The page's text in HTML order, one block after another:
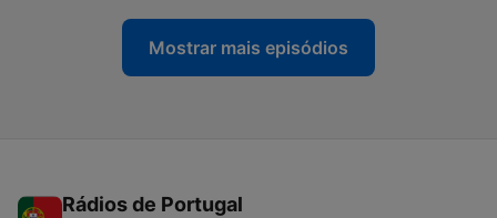
Mostrar mais episódios
Rádios de Portugal